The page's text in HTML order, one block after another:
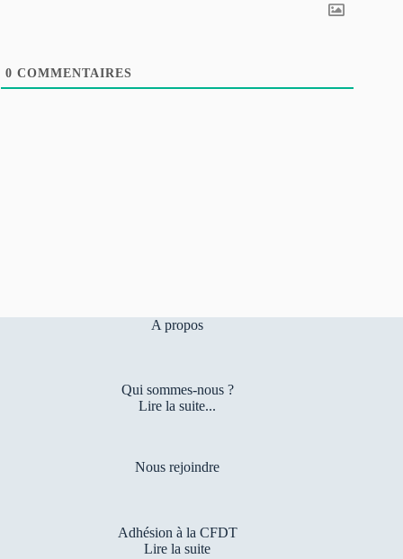
0 COMMENTAIRES
A propos
Qui sommes-nous ?
Lire la suite...
Nous rejoindre
Adhésion à la CFDT
Lire la suite